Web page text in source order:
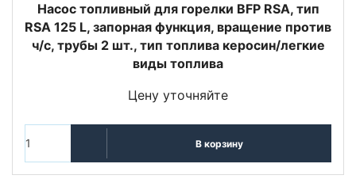
Насос топливный для горелки BFP RSA, тип
RSA 125 L, запорная функция, вращение против
ч/с, трубы 2 шт., тип топлива керосин/легкие
виды топлива
Цену уточняйте
В корзину